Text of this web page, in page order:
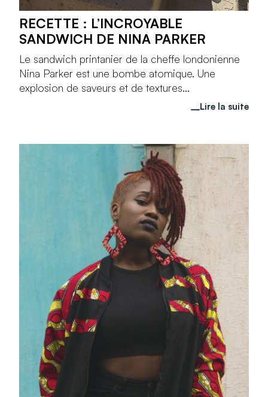
RECETTE : L’INCROYABLE
SANDWICH DE NINA PARKER
Le sandwich printanier de la cheffe londonienne
Nina Parker est une bombe atomique. Une
explosion de saveurs et de textures...
Lire la suite